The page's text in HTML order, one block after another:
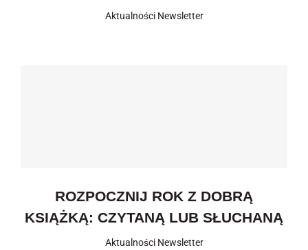
Aktualności,Newsletter
ROZPOCZNIJ ROK Z DOBRĄ
KSIĄŻKĄ: CZYTANĄ LUB SŁUCHANĄ
Aktualności,Newsletter